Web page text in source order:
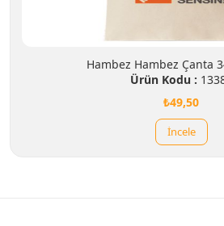
Hambez Hambez Çanta
Ürün Kodu :
₺49,50
İncele